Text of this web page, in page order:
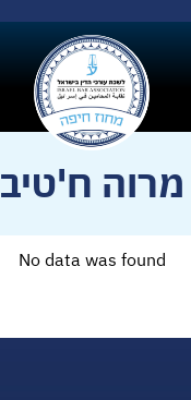
מרוה ח'טיב
No data was found